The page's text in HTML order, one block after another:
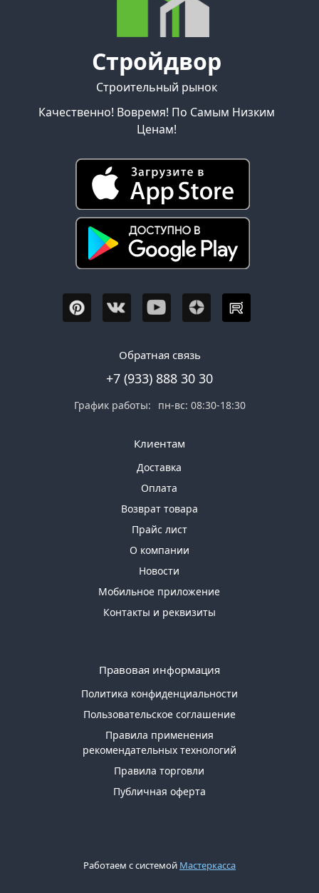
Стройдвор
Строительный рынок
Качественно! Вовремя! По Самым Низким
Ценам!
Обратная связь
+7 (933) 888 30 30
График работы: пн-вс: 08:30-18:30
Клиентам
Доставка
Оплата
Возврат товара
Прайс лист
О компании
Новости
Мобильное приложение
Контакты и реквизиты
Правовая информация
Политика конфиденциальности
Пользовательское соглашение
Правила применения
рекомендательных технологий
Правила торговли
Публичная оферта
Работаем с системой Мастеркасса